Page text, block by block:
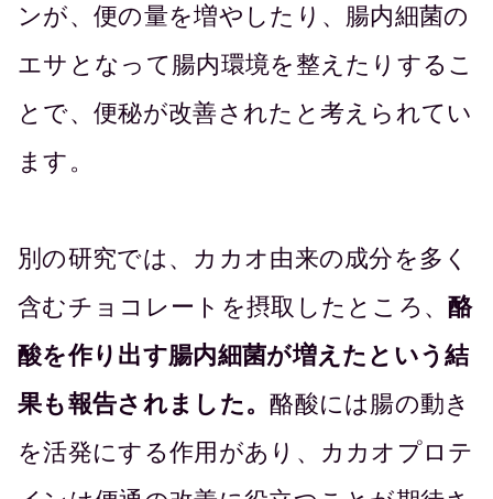
ンが、便の量を増やしたり、腸内細菌の
エサとなって腸内環境を整えたりするこ
とで、便秘が改善されたと考えられてい
ます。
別の研究では、カカオ由来の成分を多く
含むチョコレートを摂取したところ、酪
酸を作り出す腸内細菌が増えたという結
果も報告されました。酪酸には腸の動き
を活発にする作用があり、カカオプロテ